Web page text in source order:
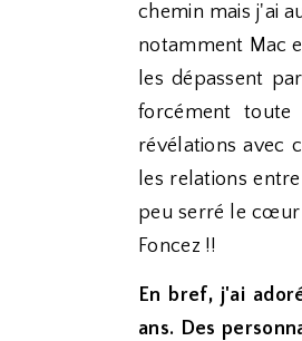
chemin mais j'ai
notamment Mac
les dépassent
forcément
révélations avec
les relations
peu serré le cœur
Foncez !!
En bref, j'ai
ans. Des